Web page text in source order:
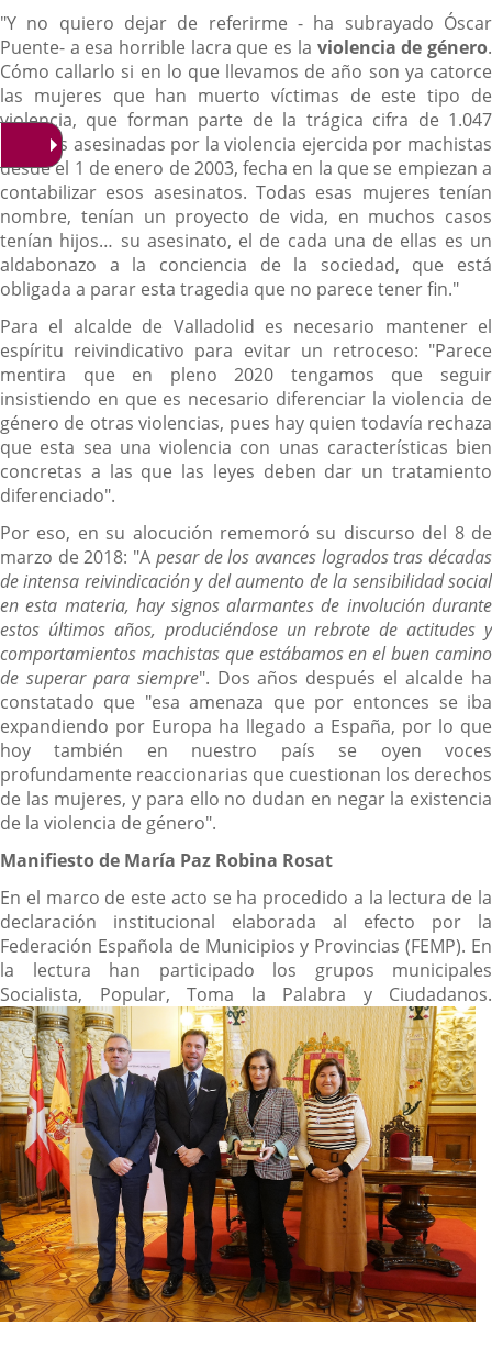
"Y no quiero dejar de referirme - ha subrayado Óscar
Puente- a esa horrible lacra que es la violencia de género.
Cómo callarlo si en lo que llevamos de año son ya catorce
las mujeres que han muerto víctimas de este tipo de
violencia, que forman parte de la trágica cifra de 1.047
mujeres asesinadas por la violencia ejercida por machistas
desde el 1 de enero de 2003, fecha en la que se empiezan a
contabilizar esos asesinatos. Todas esas mujeres tenían
nombre, tenían un proyecto de vida, en muchos casos
tenían hijos… su asesinato, el de cada una de ellas es un
aldabonazo a la conciencia de la sociedad, que está
obligada a parar esta tragedia que no parece tener fin."
Para el alcalde de Valladolid es necesario mantener el
espíritu reivindicativo para evitar un retroceso: "Parece
mentira que en pleno 2020 tengamos que seguir
insistiendo en que es necesario diferenciar la violencia de
género de otras violencias, pues hay quien todavía rechaza
que esta sea una violencia con unas características bien
concretas a las que las leyes deben dar un tratamiento
diferenciado".
Por eso, en su alocución rememoró su discurso del 8 de
marzo de 2018: "A pesar de los avances logrados tras décadas
de intensa reivindicación y del aumento de la sensibilidad social
en esta materia, hay signos alarmantes de involución durante
estos últimos años, produciéndose un rebrote de actitudes y
comportamientos machistas que estábamos en el buen camino
de superar para siempre". Dos años después el alcalde ha
constatado que "esa amenaza que por entonces se iba
expandiendo por Europa ha llegado a España, por lo que
hoy también en nuestro país se oyen voces
profundamente reaccionarias que cuestionan los derechos
de las mujeres, y para ello no dudan en negar la existencia
de la violencia de género".
Manifiesto de María Paz Robina Rosat
En el marco de este acto se ha procedido a la lectura de la
declaración institucional elaborada al efecto por la
Federación Española de Municipios y Provincias (FEMP). En
la lectura han participado los grupos municipales
Socialista, Popular, Toma la Palabra y Ciudadanos.